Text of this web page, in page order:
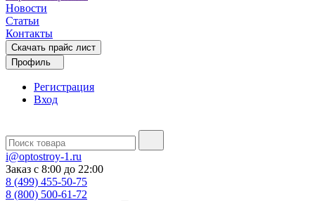
Новости
Статьи
Контакты
Скачать прайс лист
Профиль
Регистрация
Вход
i@optostroy-1.ru
Заказ с 8:00 до 22:00
8 (499) 455-50-75
8 (800) 500-61-72